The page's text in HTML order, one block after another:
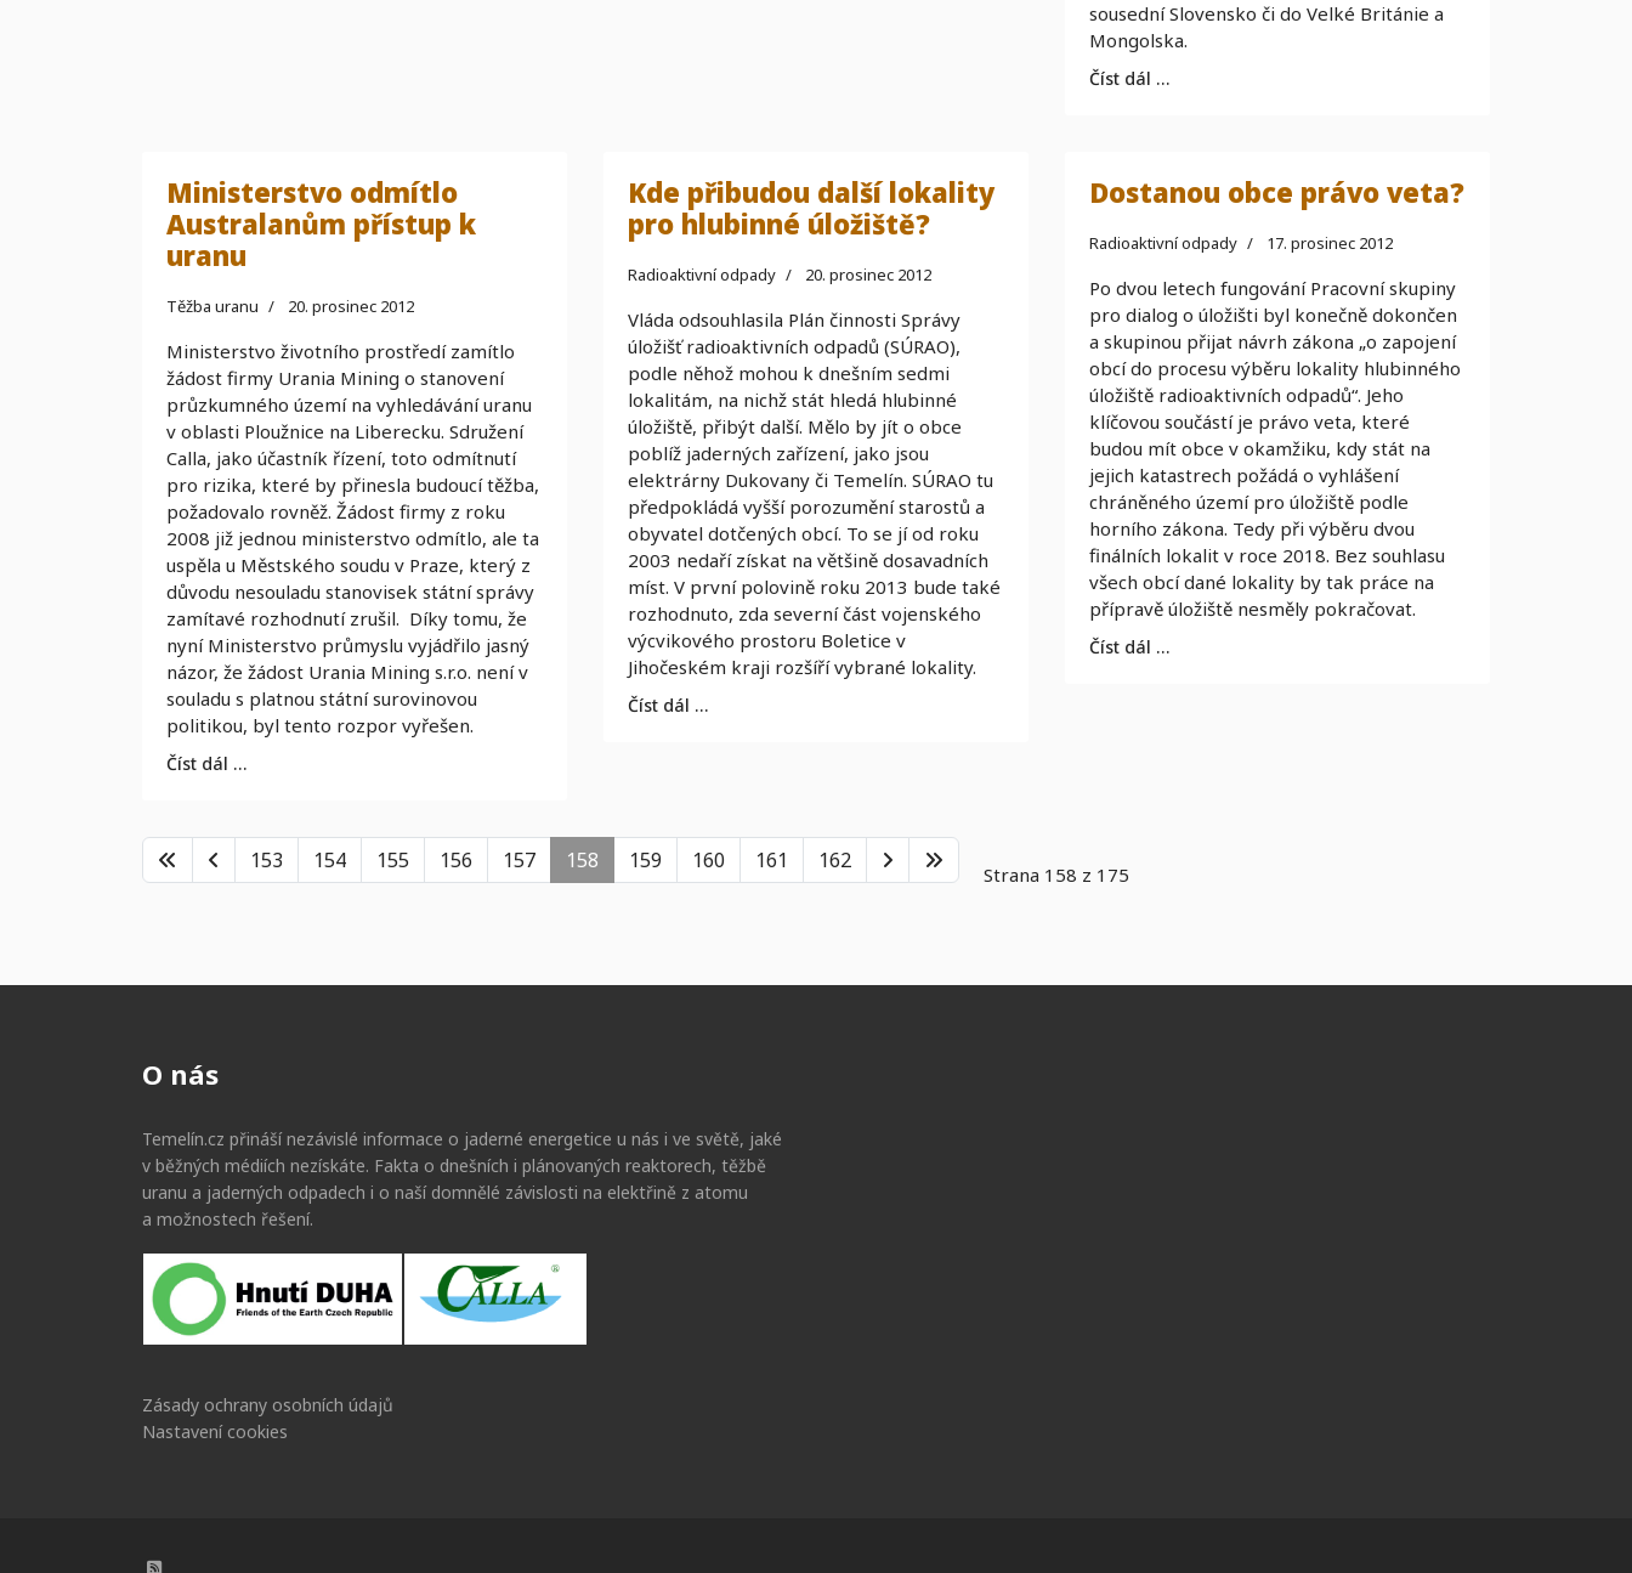
sousední Slovensko či do Velké Británie a
Mongolska.
Číst dál …
Ministerstvo odmítlo
Australanům přístup k
uranu
Těžba uranu 20. prosinec 2012
Ministerstvo životního prostředí zamítlo
žádost firmy Urania Mining o stanovení
průzkumného území na vyhledávání uranu
v oblasti Ploužnice na Liberecku. Sdružení
Calla, jako účastník řízení, toto odmítnutí
pro rizika, které by přinesla budoucí těžba,
požadovalo rovněž. Žádost firmy z roku
2008 již jednou ministerstvo odmítlo, ale ta
uspěla u Městského soudu v Praze, který z
důvodu nesouladu stanovisek státní správy
zamítavé rozhodnutí zrušil. Díky tomu, že
nyní Ministerstvo průmyslu vyjádřilo jasný
názor, že žádost Urania Mining s.r.o. není v
souladu s platnou státní surovinovou
politikou, byl tento rozpor vyřešen.
Číst dál …
Kde přibudou další lokality
pro hlubinné úložiště?
Radioaktivní odpady 20. prosinec 2012
Vláda odsouhlasila Plán činnosti Správy
úložišť radioaktivních odpadů (SÚRAO),
podle něhož mohou k dnešním sedmi
lokalitám, na nichž stát hledá hlubinné
úložiště, přibýt další. Mělo by jít o obce
poblíž jaderných zařízení, jako jsou
elektrárny Dukovany či Temelín. SÚRAO tu
předpokládá vyšší porozumění starostů a
obyvatel dotčených obcí. To se jí od roku
2003 nedaří získat na většině dosavadních
míst. V první polovině roku 2013 bude také
rozhodnuto, zda severní část vojenského
výcvikového prostoru Boletice v
Jihočeském kraji rozšíří vybrané lokality.
Číst dál …
Dostanou obce právo veta?
Radioaktivní odpady 17. prosinec 2012
Po dvou letech fungování Pracovní skupiny
pro dialog o úložišti byl konečně dokončen
a skupinou přijat návrh zákona „o zapojení
obcí do procesu výběru lokality hlubinného
úložiště radioaktivních odpadů“. Jeho
klíčovou součástí je právo veta, které
budou mít obce v okamžiku, kdy stát na
jejich katastrech požádá o vyhlášení
chráněného území pro úložiště podle
horního zákona. Tedy při výběru dvou
finálních lokalit v roce 2018. Bez souhlasu
všech obcí dané lokality by tak práce na
přípravě úložiště nesměly pokračovat.
Číst dál …
153 154 155 156 157 158 159 160 161 162
Strana 158 z 175
O nás
Temelín.cz přináší nezávislé informace o jaderné energetice u nás i ve světě, jaké
v běžných médiích nezískáte. Fakta o dnešních i plánovaných reaktorech, těžbě
uranu a jaderných odpadech i o naší domnělé závislosti na elektřině z atomu
a možnostech řešení.
Zásady ochrany osobních údajů
Nastavení cookies